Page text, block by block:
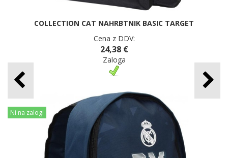
COLLECTION CAT NAHRBTNIK BASIC TARGET
Cena z DDV:
24,38 €
Zaloga
Ni na zalogi